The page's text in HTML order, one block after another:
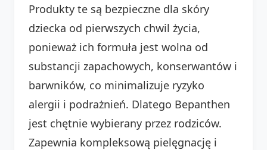
Produkty te są bezpieczne dla skóry
dziecka od pierwszych chwil życia,
ponieważ ich formuła jest wolna od
substancji zapachowych, konserwantów i
barwników, co minimalizuje ryzyko
alergii i podrażnień. Dlatego Bepanthen
jest chętnie wybierany przez rodziców.
Zapewnia kompleksową pielęgnację i